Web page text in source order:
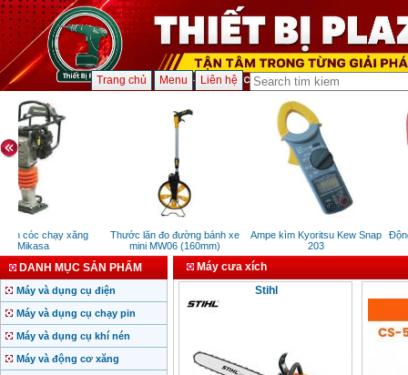
Trang chủ Menu Liên hệ
cóc chạy xăng
Mikasa
Thước lăn đo đường bánh xe
mini MW06 (160mm)
Ampe kìm Kyoritsu Kew Snap
203
DANH MỤC SẢN PHẨM
Máy và dụng cụ điện
Máy và dụng cụ chạy pin
Máy và dụng cụ khí nén
Máy và động cơ xăng
Máy cưa xích
Stihl